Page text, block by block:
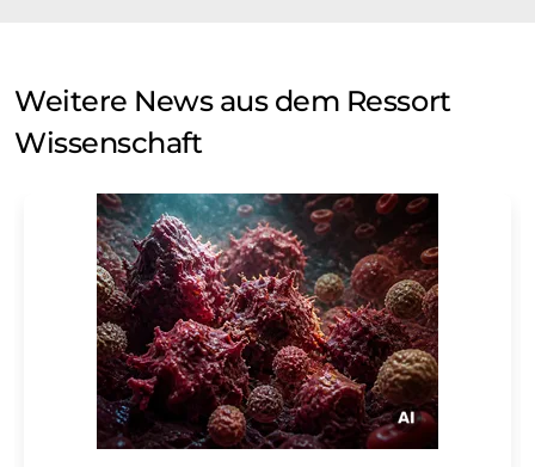
Weitere News aus dem Ressort
Wissenschaft